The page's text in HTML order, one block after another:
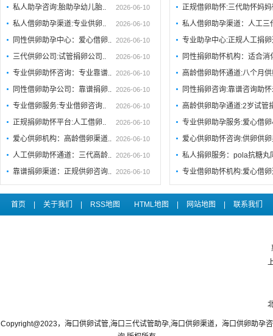
私人助孕咨询:胎助孕幼儿胎.. 2026-06-10
私人借卵助孕渠道:专业供卵.. 2026-06-10
同性供卵助孕中心：爱心借卵.. 2026-06-10
三代供卵公司:试管捐卵公司.. 2026-06-10
专业供卵助怀咨询：专业靠谱.. 2026-06-10
同性借卵助孕公司：靠谱捐卵.. 2026-06-10
专业借卵服务:专业借卵咨询.. 2026-06-10
正规捐卵助怀平台:人工借卵.. 2026-06-10
爱心供卵机构：高龄借卵渠道.. 2026-06-10
人工供卵助怀通道：三代高龄.. 2026-06-10
靠谱捐卵渠道：正规供卵咨询.. 2026-06-10
正规借卵助怀:三代助怀妈
私人借卵助孕渠道：人工
专业助孕中心:正规人工捐
同性捐卵助怀机构：适合
高龄借卵助怀通道:八个月
同性捐卵咨询:靠谱咨询助
高龄供卵助孕通道:2岁试管
专业供卵助孕服务:爱心借
爱心供卵助怀咨询:供卵供
私人捐卵服务：pola抗糖丸
专业借卵助怀机构:爱心借
首页 关于我们 RSS地图 HTML地图 网站地图 联系我们
Copyright@2023，海口供卵试管,海口三代试管助孕,海口供卵渠道，海口供卵助孕咨